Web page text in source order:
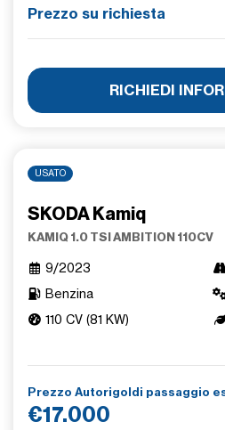
Prezzo su richiesta
RICHIEDI
USATO
SKODA Kamiq
KAMIQ 1.0 TSI AMBITION 110CV
9/2023
Benzina
110 CV (81 KW)
Prezzo Autorigoldi passaggio
€17.000